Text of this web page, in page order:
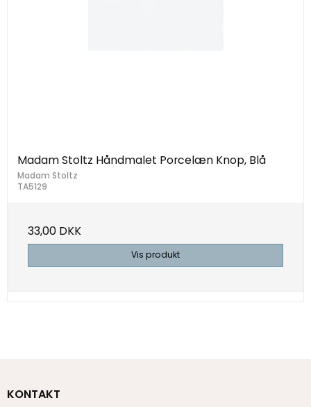
Madam Stoltz Håndmalet Porcelæn Knop, Blå
Madam Stoltz
TA5129
33,00 DKK
Vis produkt
KONTAKT